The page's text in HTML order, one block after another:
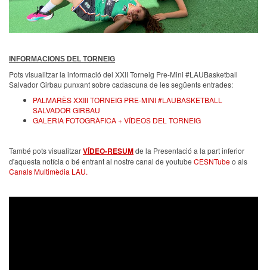
INFORMACIONS DEL TORNEIG
Pots visualitzar la informació del XXII Torneig Pre-Mini #LAUBasketball
Salvador Girbau punxant sobre cadascuna de les següents entrades:
PALMARÈS XXIII TORNEIG PRE-MINI #LAUBASKETBALL
SALVADOR GIRBAU
GALERIA FOTOGRÀFICA + VÍDEOS DEL TORNEIG
També pots visualitzarVÍDEO-RESUMde la Presentació a la part inferior
d'aquesta notícia o bé entrant al nostre canal de youtube CESNTubeo als
Canals Multimèdia LAU.